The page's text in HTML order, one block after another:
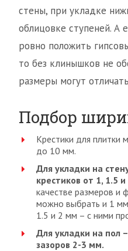
стены, при укладке
облицовке ступеней. А
ровно положить
то без клинышков не
размеры могут
Подбор
Крестики для плитки
до 10 мм.
Для укладки на
крестиков от 1, 1.5
качестве размеров и
можно выбрать и 1
1.5 и 2 мм – с ними
Для укладки на пол
зазоров 2-3 мм.